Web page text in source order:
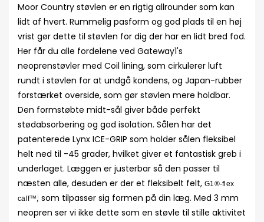
Moor Country støvlen er en rigtig allrounder som kan
lidt af hvert. Rummelig pasform og god plads til en høj
vrist gør dette til støvlen for dig der har en lidt bred fod.
Her får du alle fordelene ved Gateway1's
neoprenstøvler med Coil lining, som cirkulerer luft
rundt i støvlen for at undgå kondens, og Japan-rubber
forstærket overside, som gør støvlen mere holdbar.
Den formstøbte midt-sål giver både perfekt
stødabsorbering og god isolation. Sålen har det
patenterede Lynx ICE-GRIP som holder sålen fleksibel
helt ned til -45 grader, hvilket giver et fantastisk greb i
underlaget. Læggen er justerbar så den passer til
næsten alle, desuden er der et fleksibelt felt, G1®-flex
calf™, som tilpasser sig formen på din læg. Med 3 mm
neopren ser vi ikke dette som en støvle til stille aktivitet